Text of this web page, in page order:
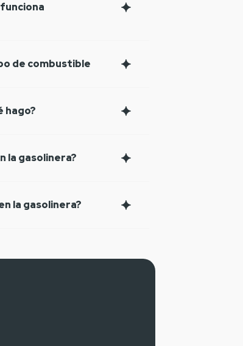
de combustible
hago?
la gasolinera?
la gasolinera?